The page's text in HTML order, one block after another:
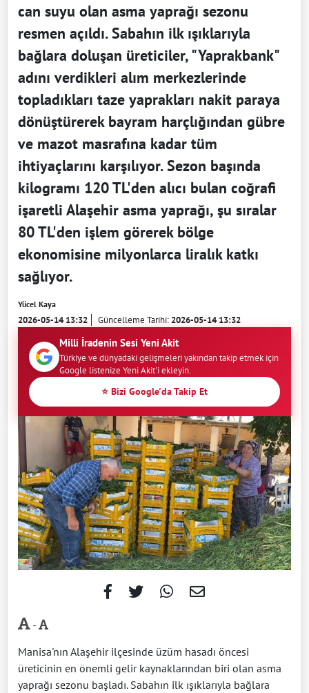
can suyu olan asma yaprağı sezonu
resmen açıldı. Sabahın ilk ışıklarıyla
bağlara doluşan üreticiler, "Yaprakbank"
adını verdikleri alım merkezlerinde
topladıkları taze yaprakları nakit paraya
dönüştürerek bayram harçlığından gübre
ve mazot masrafına kadar tüm
ihtiyaçlarını karşılıyor. Sezon başında
kilogramı 120 TL'den alıcı bulan coğrafi
işaretli Alaşehir asma yaprağı, şu sıralar
80 TL'den işlem görerek bölge
ekonomisine milyonlarca liralık katkı
sağlıyor.
Yücel Kaya
2026-05-14 13:32 Güncelleme Tarihi:2026-05-14 13:32
Milli İradenin Sesi Yeni Akit
Türkiye ve dünyadaki gelişmeleri yakından takip etmek için
Google listenize Yeni Akit'i ekleyin.
⭐ Bizi Google'da Takip Et
-
Manisa'nın Alaşehir ilçesinde üzüm hasadı öncesi
üreticinin en önemli gelir kaynaklarından biri olan asma
yaprağı sezonu başladı. Sabahın ilk ışıklarıyla bağlara